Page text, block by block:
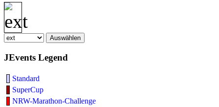
JEvents Legend
Standard
SuperCup
NRW-Marathon-Challenge